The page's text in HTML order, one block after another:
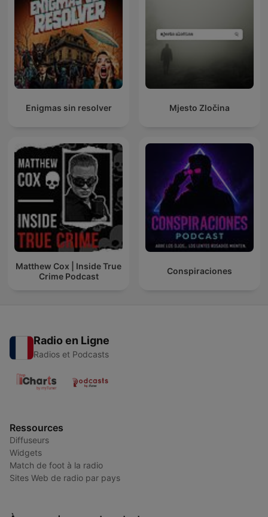
Enigmas sin resolver Mjesto Zločina
Matthew Cox | Inside True
Crime Podcast
Conspiraciones
Radio en Ligne
Radios et Podcasts
Ressources
Diffuseurs
Widgets
Match de foot à la radio
Sites Web de radio par pays